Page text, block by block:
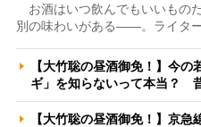
お酒はいつ飲んでもいいもの
別の味わいがある――。ライタ
【大竹聡の昼酒御免！】今
ギ」を知らないって本当？
【大竹聡の昼酒御免！】京